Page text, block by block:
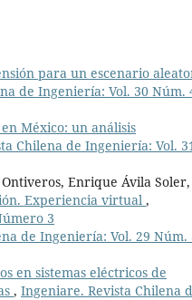
para un escenario
de Ingeniería: Vol. 30 Núm.
México: un análisis
Chilena de Ingeniería: Vol.
Enrique Ávila Soler,
Experiencia virtual ,
3
de Ingeniería: Vol. 29 Núm.
en sistemas eléctricos de
, Ingeniare. Revista Chilena